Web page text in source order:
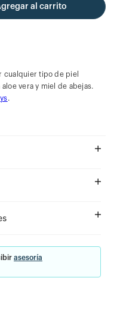
al carrito
cualquier tipo de piel
vera y miel de abejas.
.
asesoría